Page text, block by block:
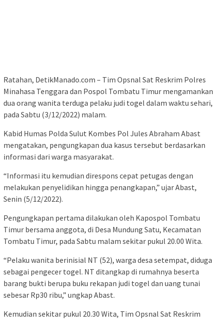
Ratahan, DetikManado.com – Tim Opsnal Sat Reskrim Polres
Minahasa Tenggara dan Pospol Tombatu Timur mengamankan
dua orang wanita terduga pelaku judi togel dalam waktu sehari,
pada Sabtu (3/12/2022) malam.
Kabid Humas Polda Sulut Kombes Pol Jules Abraham Abast
mengatakan, pengungkapan dua kasus tersebut berdasarkan
informasi dari warga masyarakat.
“Informasi itu kemudian direspons cepat petugas dengan
melakukan penyelidikan hingga penangkapan,” ujar Abast,
Senin (5/12/2022).
Pengungkapan pertama dilakukan oleh Kapospol Tombatu
Timur bersama anggota, di Desa Mundung Satu, Kecamatan
Tombatu Timur, pada Sabtu malam sekitar pukul 20.00 Wita.
“Pelaku wanita berinisial NT (52), warga desa setempat, diduga
sebagai pengecer togel. NT ditangkap di rumahnya beserta
barang bukti berupa buku rekapan judi togel dan uang tunai
sebesar Rp30 ribu,” ungkap Abast.
Kemudian sekitar pukul 20.30 Wita, Tim Opsnal Sat Reskrim